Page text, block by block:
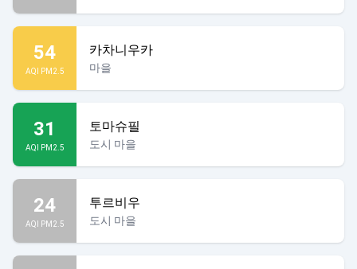
54
AQI PM2.5
카차니우카
마을
31
AQI PM2.5
토마슈필
도시 마을
24
AQI PM2.5
투르비우
도시 마을